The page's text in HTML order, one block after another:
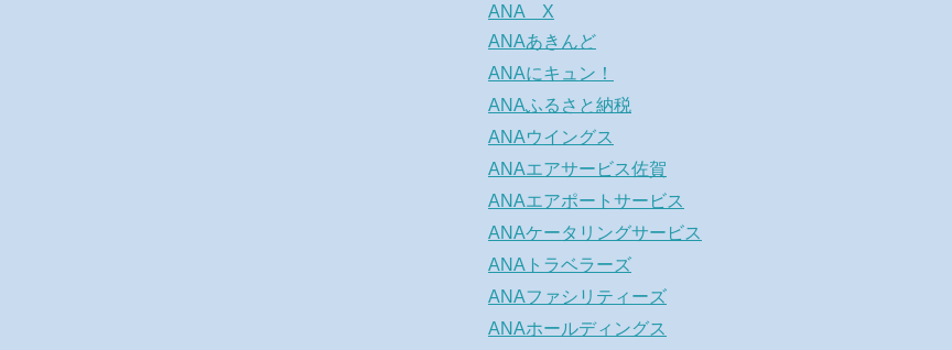
ANA X
ANAあきんど
ANAにキュン！
ANAふるさと納税
ANAウイングス
ANAエアサービス佐賀
ANAエアポートサービス
ANAケータリングサービス
ANAトラベラーズ
ANAファシリティーズ
ANAホールディングス